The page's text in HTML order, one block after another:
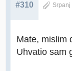
#310 Srpanj
Mate, mislim
Uhvatio sam